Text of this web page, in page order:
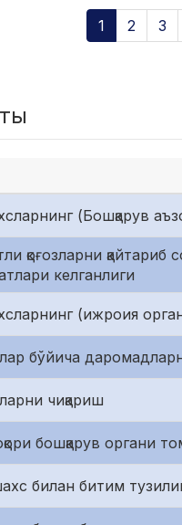
1 2 3
(Бошқарув
қоғозларни
келганлиги
(ижроия
бўйича
чиқариш
бошқарув органи
билан битим